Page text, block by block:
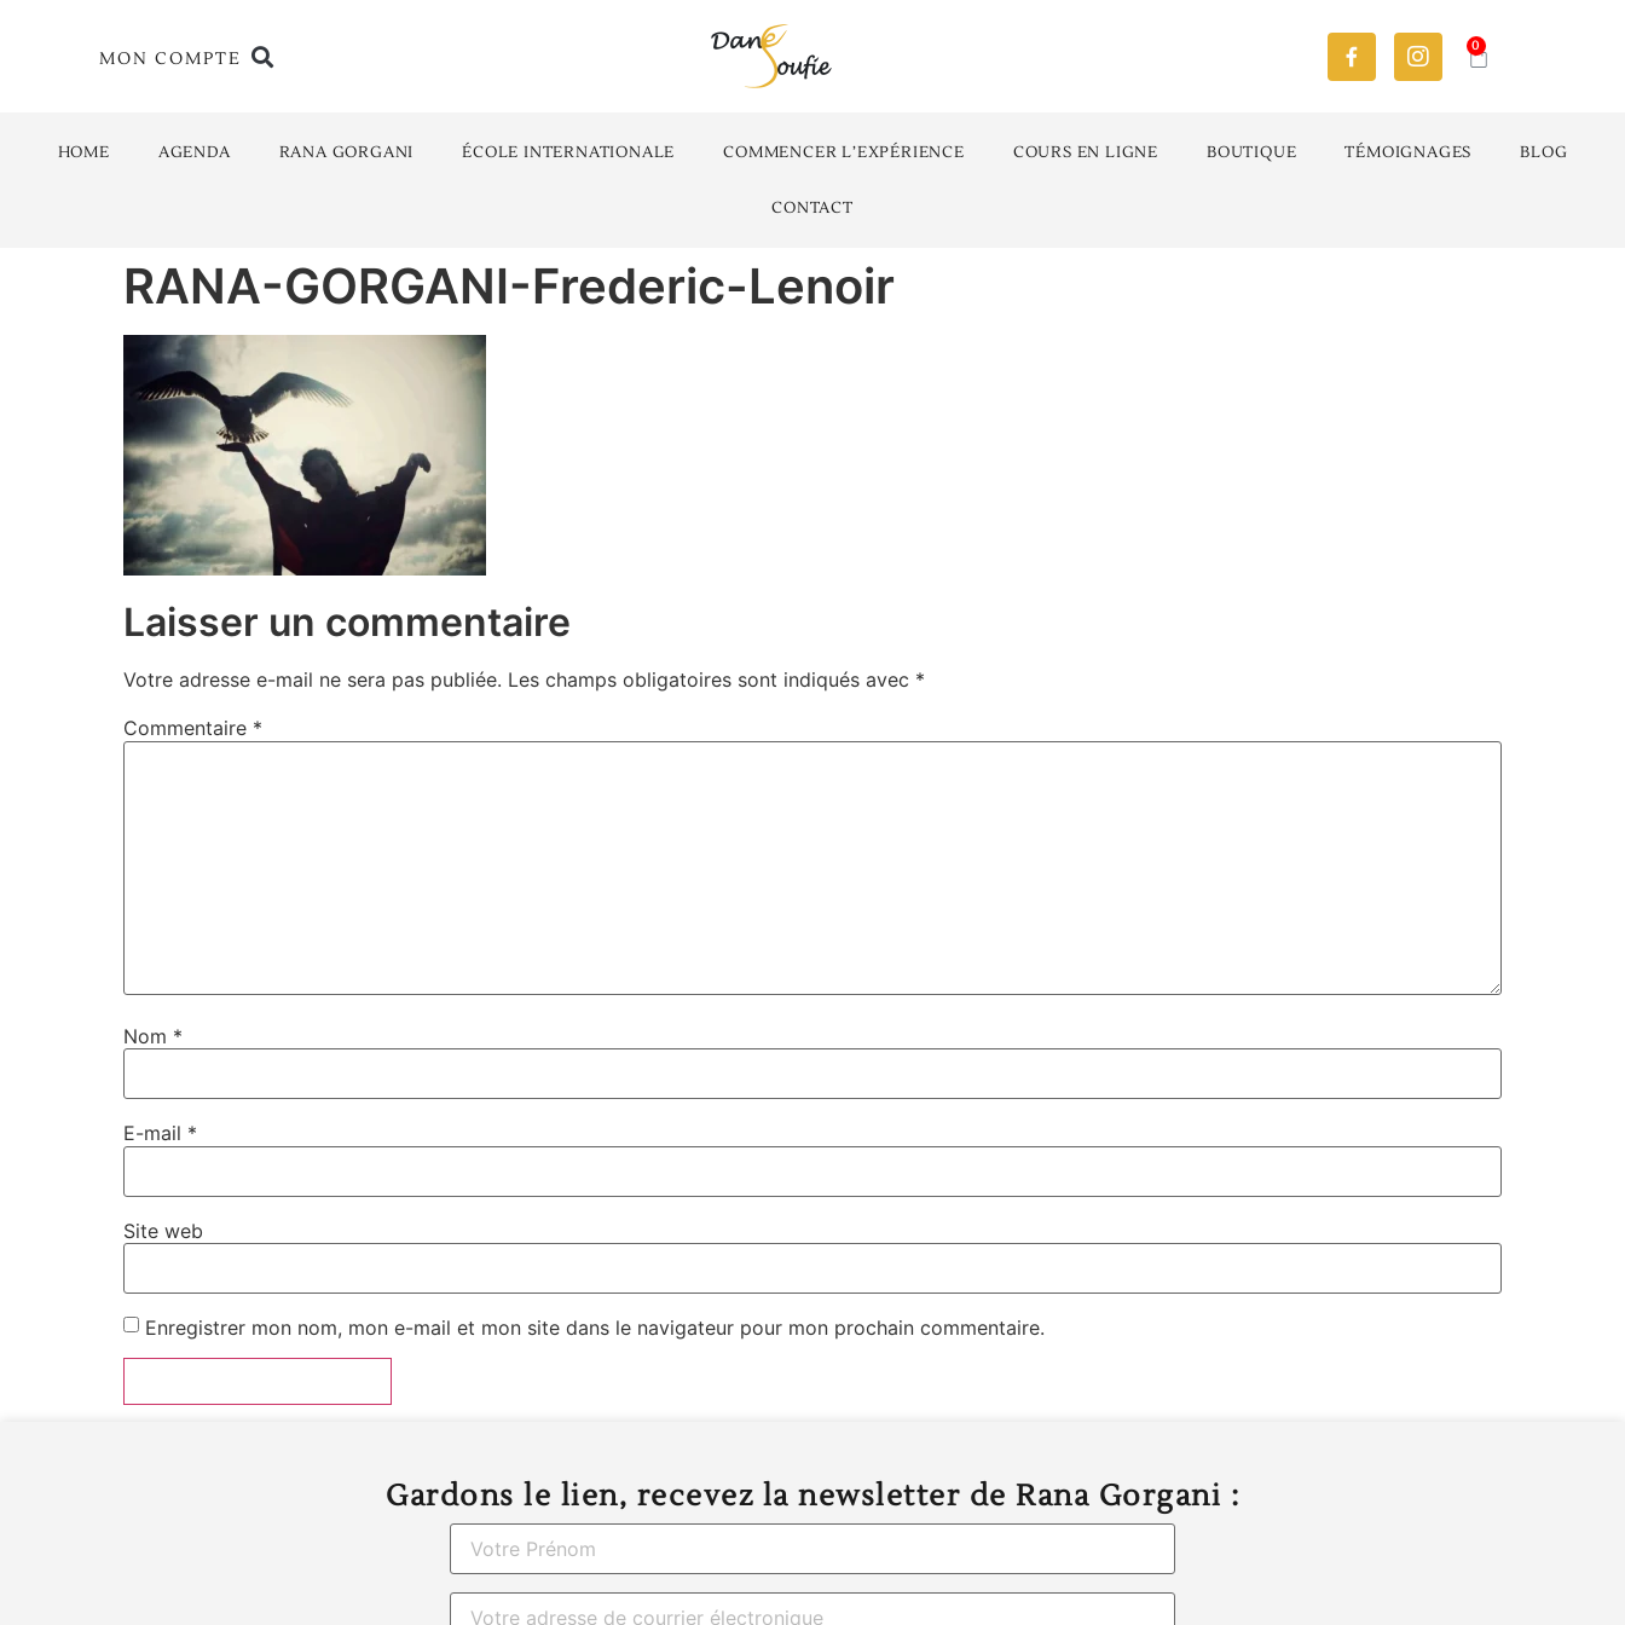
MON COMPTE
0
HOME AGENDA RANA GORGANI ÉCOLE INTERNATIONALE COMMENCER L’EXPÉRIENCE COURS EN LIGNE BOUTIQUE TÉMOIGNAGES BLOG
CONTACT
RANA-GORGANI-Frederic-Lenoir
Laisser un commentaire
Votre adresse e-mail ne sera pas publiée. Les champs obligatoires sont indiqués avec *
Commentaire *
Nom *
E-mail *
Site web
Enregistrer mon nom, mon e-mail et mon site dans le navigateur pour mon prochain commentaire.
Gardons le lien, recevez la newsletter de Rana Gorgani :